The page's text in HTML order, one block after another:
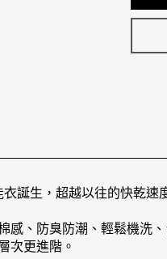
誕生，超越以往的快乾
、防臭防潮、輕鬆機洗、
次更進階。